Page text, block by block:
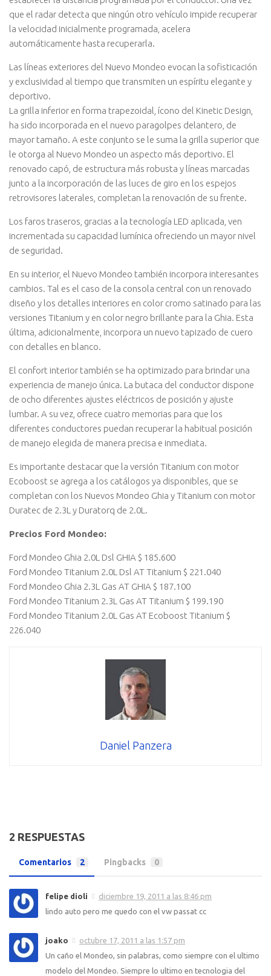
que el radar detecta que ningún otro vehículo impide recuperar
la velocidad inicialmente programada, acelera
automáticamente hasta recuperarla.
Las líneas exteriores del Nuevo Mondeo evocan la sofisticación
y exclusividad al tiempo que transmiten un espíritu elegante y
deportivo.
La grilla inferior en forma trapezoidal, ícono del Kinetic Design,
ha sido incorporada en el nuevo paragolpes delantero, de
mayor tamaño. A este conjunto se le suma la grilla superior que
le otorga al Nuevo Mondeo un aspecto más deportivo. El
renovado capó, de estructura más robusta y líneas marcadas
junto a la incorporación de las luces de giro en los espejos
retrovisores laterales, completan la renovación de su frente.
Los faros traseros, gracias a la tecnología LED aplicada, ven
incrementada su capacidad lumínica ofreciendo un mayor nivel
de seguridad.
En su interior, el Nuevo Mondeo también incorpora interesantes
cambios. Tal es el caso de la consola central con un renovado
diseño y los detalles interiores en color cromo satinado para las
versiones Titanium y en color negro brillante para la Ghia. Esta
última, adicionalmente, incorpora un nuevo tapizado de cuero
con detalles en blanco.
El confort interior también se ha optimizado para brindar una
experiencia de manejo única. La butaca del conductor dispone
de ocho diferentes ajustes eléctricos de posición y ajuste
lumbar. A su vez, ofrece cuatro memorias para que los
diferentes conductores puedan recuperar la habitual posición
de manejo elegida de manera precisa e inmediata.
Es importante destacar que la versión Titanium con motor
Ecoboost se agrega a los catálogos ya disponibles, que se
completan con los Nuevos Mondeo Ghia y Titanium con motor
Duratec de 2.3L y Duratorq de 2.0L.
Precios Ford Mondeo:
Ford Mondeo Ghia 2.0L Dsl GHIA $ 185.600
Ford Mondeo Titanium 2.0L Dsl AT Titanium $ 221.040
Ford Mondeo Ghia 2.3L Gas AT GHIA $ 187.100
Ford Mondeo Titanium 2.3L Gas AT Titanium $ 199.190
Ford Mondeo Titanium 2.0L Gas AT Ecoboost Titanium $
226.040
Daniel Panzera
2 RESPUESTAS
Comentarios 2 Pingbacks 0
felipe dioli
diciembre 19, 2011 a las 8:46 pm
lindo auto pero me quedo con el vw passat cc
joako
octubre 17, 2011 a las 1:57 pm
Un caño el Mondeo, sin palabras, como siempre con el ultimo
modelo del Mondeo. Siempre lo ultimo en tecnologia del